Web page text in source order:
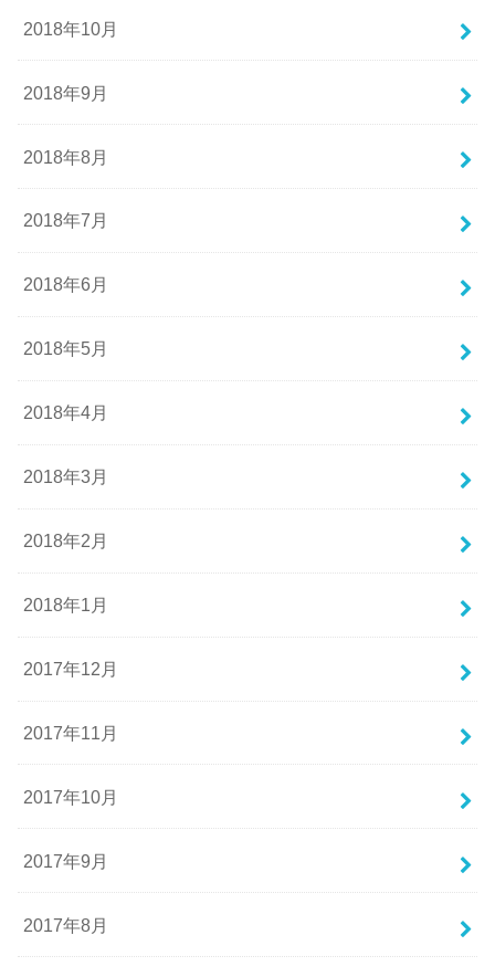
2018年10月
2018年9月
2018年8月
2018年7月
2018年6月
2018年5月
2018年4月
2018年3月
2018年2月
2018年1月
2017年12月
2017年11月
2017年10月
2017年9月
2017年8月